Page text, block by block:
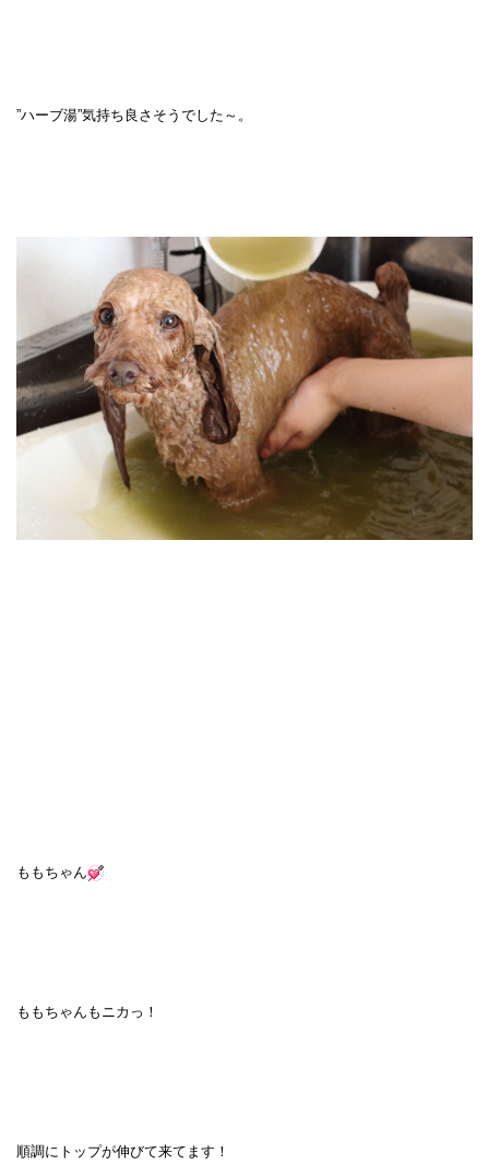
”ハーブ湯”気持ち良さそうでした～。
ももちゃん
ももちゃんもニカっ！
順調にトップが伸びて来てます！